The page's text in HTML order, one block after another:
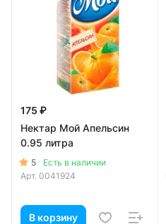
175 ₽
Нектар Мой Апельсин
0.95 литра
5
Есть в наличии
Арт. 0041924
В корзину